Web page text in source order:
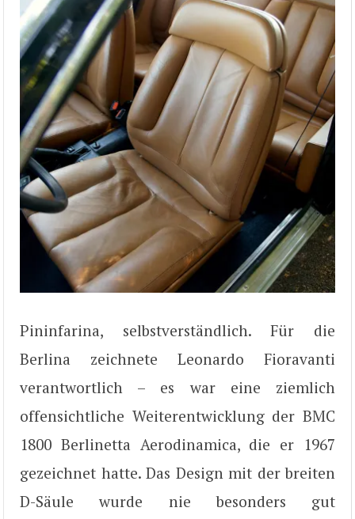
Pininfarina, selbstverständlich. Für die
Berlina zeichnete Leonardo Fioravanti
verantwortlich – es war eine ziemlich
offensichtliche Weiterentwicklung der BMC
1800 Berlinetta Aerodinamica, die er 1967
gezeichnet hatte. Das Design mit der breiten
D-Säule wurde nie besonders gut